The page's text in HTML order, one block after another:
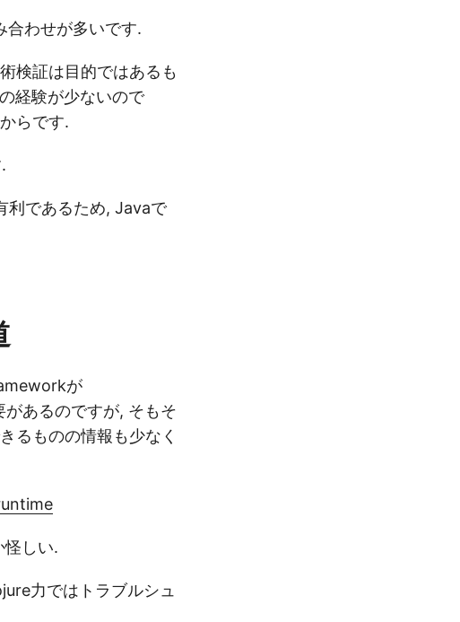
わせが多いです.
検証は目的ではあるも
経験が少ないので
らです.
利であるため, Javaで
が
あるのですが, そもそ
るものの情報も少なく
怪しい.
力ではトラブルシュ